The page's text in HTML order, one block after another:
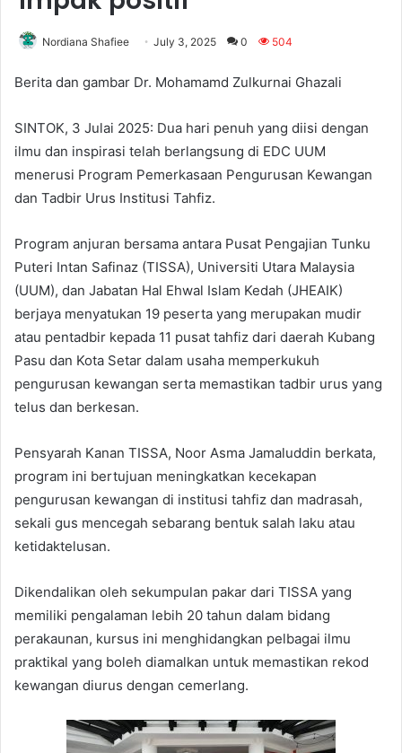
Nordiana Shafiee July 3, 2025 0 504
Berita dan gambar Dr. Mohamamd Zulkurnai Ghazali
SINTOK, 3 Julai 2025: Dua hari penuh yang diisi dengan
ilmu dan inspirasi telah berlangsung di EDC UUM
menerusi Program Pemerkasaan Pengurusan Kewangan
dan Tadbir Urus Institusi Tahfiz.
Program anjuran bersama antara Pusat Pengajian Tunku
Puteri Intan Safinaz (TISSA), Universiti Utara Malaysia
(UUM), dan Jabatan Hal Ehwal Islam Kedah (JHEAIK)
berjaya menyatukan 19 peserta yang merupakan mudir
atau pentadbir kepada 11 pusat tahfiz dari daerah Kubang
Pasu dan Kota Setar dalam usaha memperkukuh
pengurusan kewangan serta memastikan tadbir urus yang
telus dan berkesan.
Pensyarah Kanan TISSA, Noor Asma Jamaluddin berkata,
program ini bertujuan meningkatkan kecekapan
pengurusan kewangan di institusi tahfiz dan madrasah,
sekali gus mencegah sebarang bentuk salah laku atau
ketidaktelusan.
Dikendalikan oleh sekumpulan pakar dari TISSA yang
memiliki pengalaman lebih 20 tahun dalam bidang
perakaunan, kursus ini menghidangkan pelbagai ilmu
praktikal yang boleh diamalkan untuk memastikan rekod
kewangan diurus dengan cemerlang.